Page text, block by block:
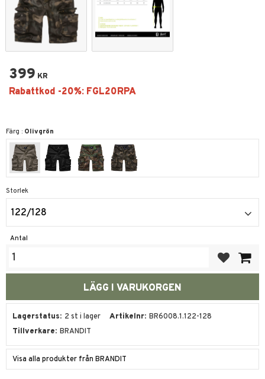
399 KR
Färg : Olivgrön
Storlek
122/128
Antal
Lagerstatus 2 st i lager Artikelnr BR6008.1.122-128
Tillverkare BRANDIT
Visa alla produkter från BRANDIT